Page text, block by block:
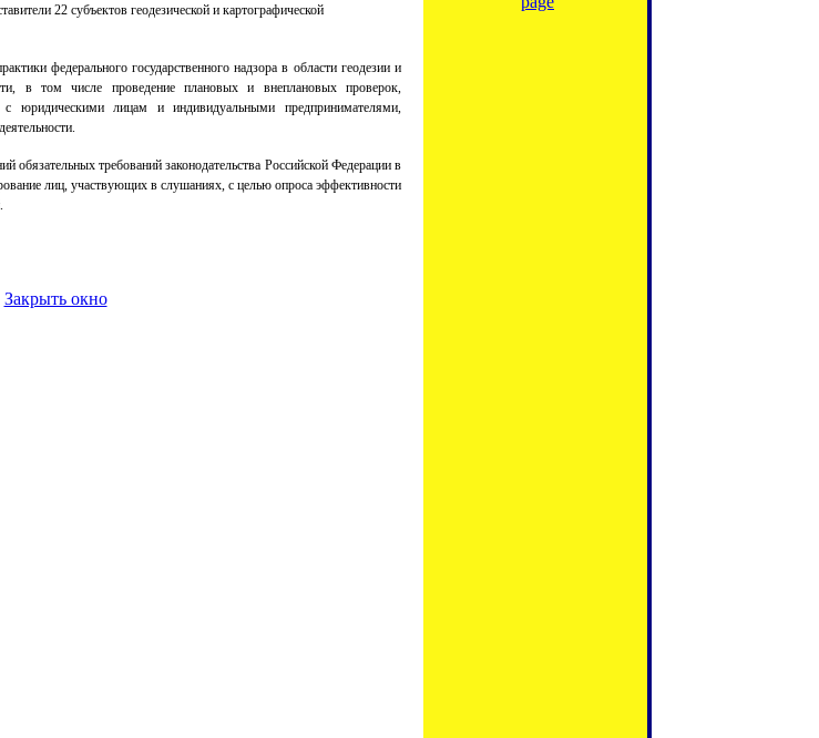
22 субъектов геодезической и картографической
федерального государственного надзора в области геодезии и
в том числе проведение плановых и внеплановых проверок,
юридическими лицам и индивидуальными предпринимателями,
обязательных требований законодательства Российской Федерации в
лиц, участвующих в слушаниях, с целью опроса эффективности
Закрыть окно